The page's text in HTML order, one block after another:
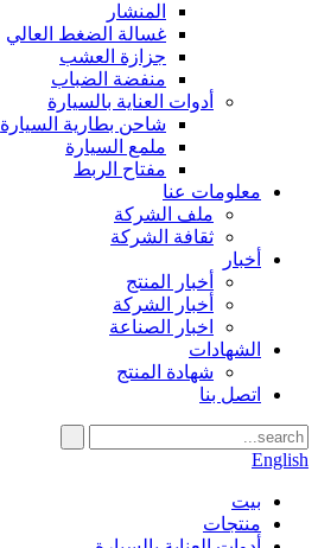
المنشار
غسالة الضغط العالي
جزازة العشب
منفضة الضباب
أدوات العناية بالسيارة
شاحن بطارية السيارة
ملمع السيارة
مفتاح الربط
معلومات عنا
ملف الشركة
ثقافة الشركة
أخبار
أخبار المنتج
أخبار الشركة
اخبار الصناعة
الشهادات
شهادة المنتج
اتصل بنا
English
بيت
منتجات